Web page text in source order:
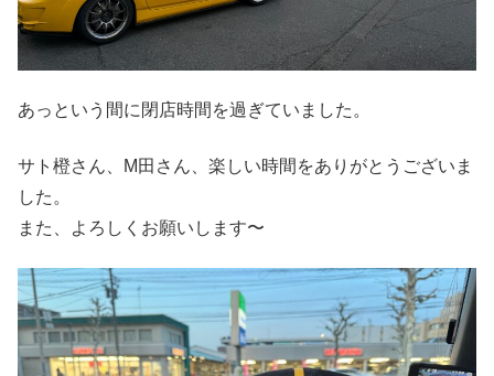
あっという間に閉店時間を過ぎていました。
サト橙さん、M田さん、楽しい時間をありがとうございま
した。
また、よろしくお願いします〜